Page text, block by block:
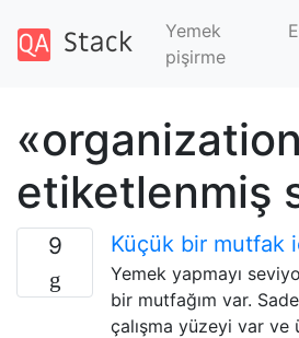
Yemek
pişirme
etiketlenmiş
9 Küçük bir mutfak
Yemek yapmayı
bir mutfağım var.
çalışma yüzeyi var ve